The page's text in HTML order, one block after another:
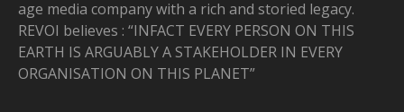
age media company with a rich and storied legacy.
REVOI believes : “INFACT EVERY PERSON ON THIS
EARTH IS ARGUABLY A STAKEHOLDER IN EVERY
ORGANISATION ON THIS PLANET”